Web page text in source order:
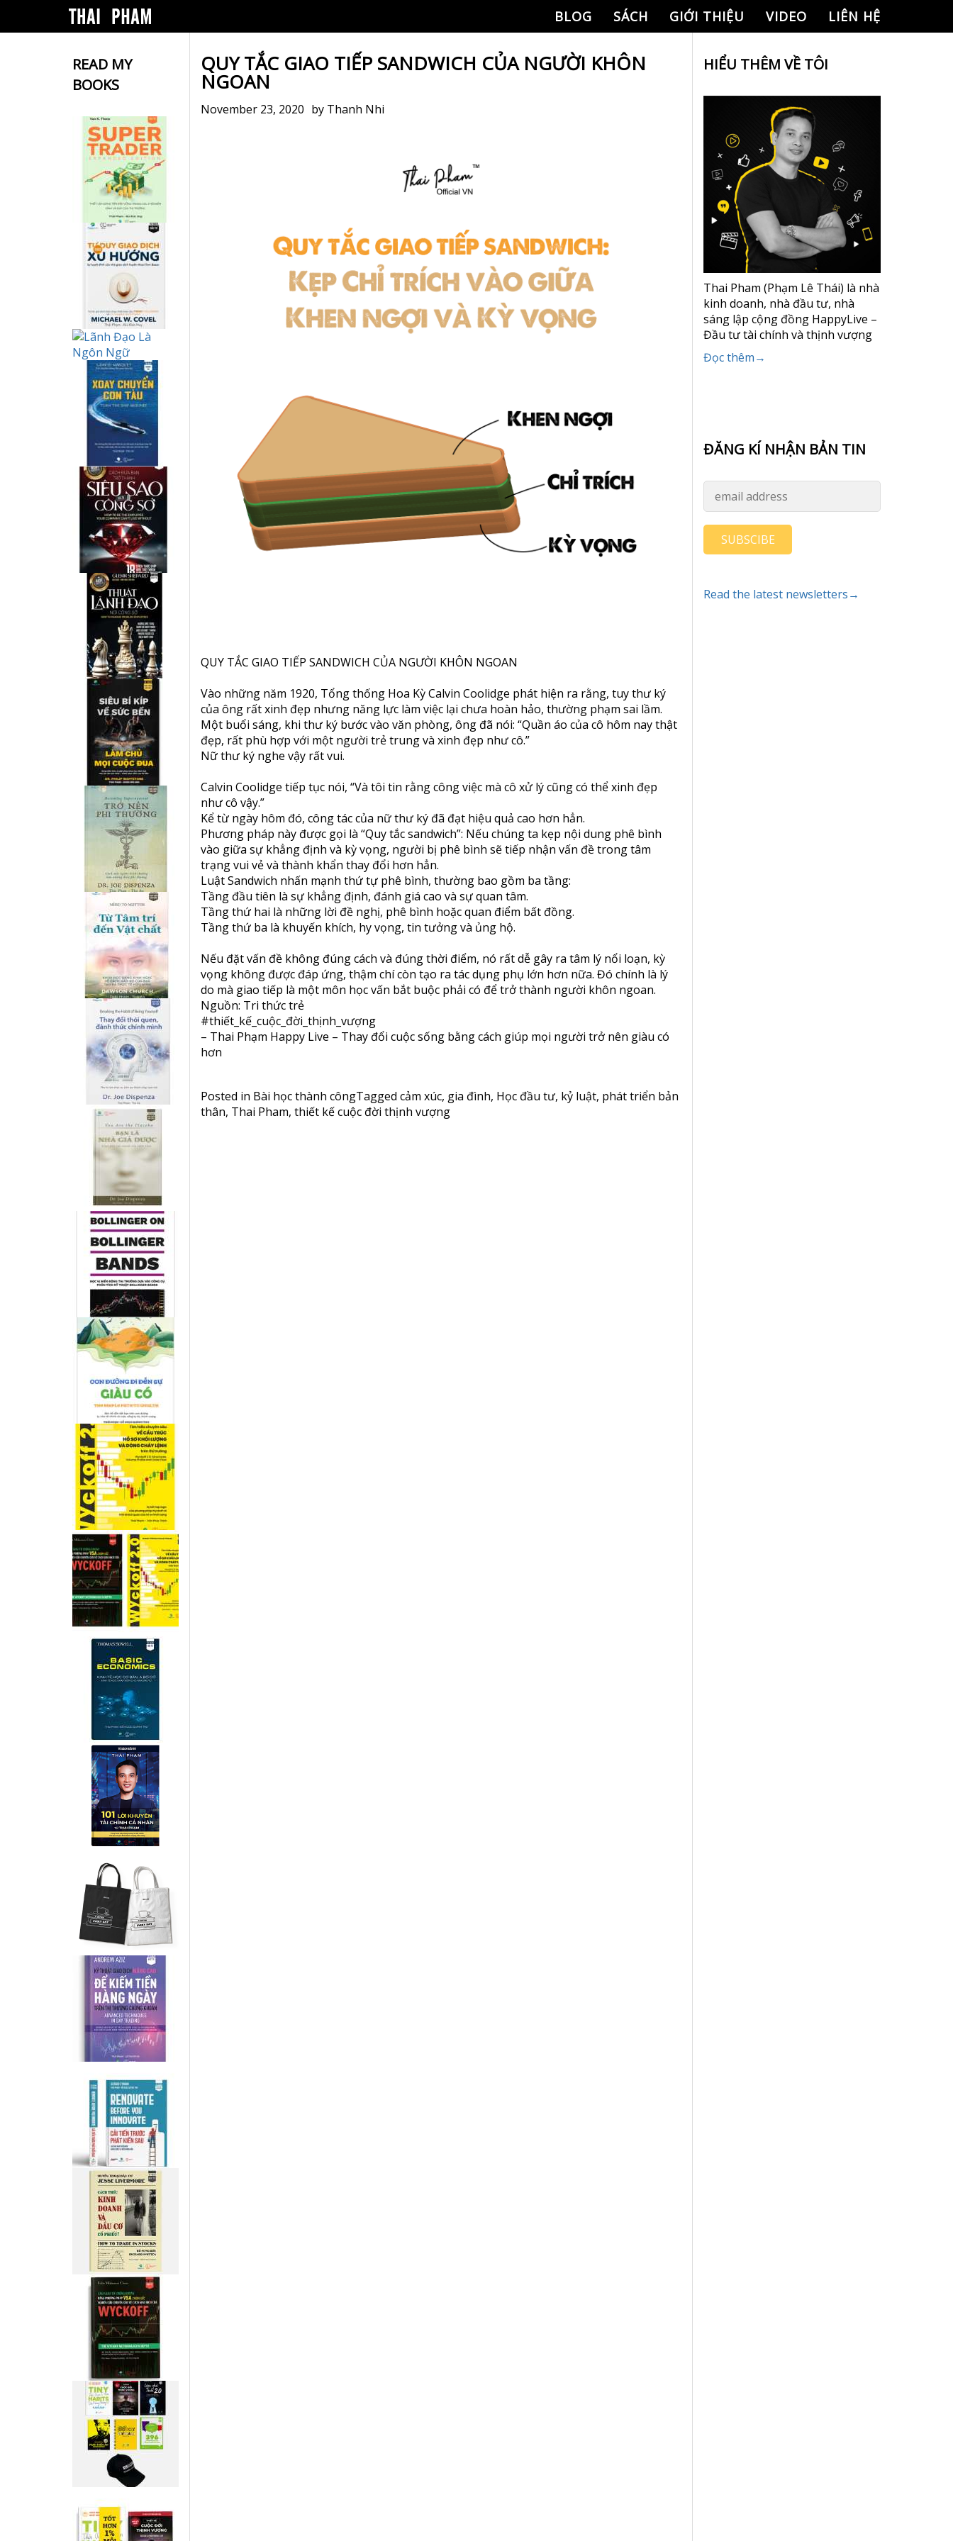
BLOG SÁCH GIỚI THIỆU VIDEO LIÊN HỆ
READ MY
BOOKS
QUY TẮC GIAO TIẾP SANDWICH CỦA NGƯỜI KHÔN
NGOAN
November 23, 2020 by Thanh Nhi
QUY TẮC GIAO TIẾP SANDWICH CỦA NGƯỜI KHÔN NGOAN
Vào những năm 1920, Tổng thống Hoa Kỳ Calvin Coolidge phát hiện ra rằng, tuy thư ký
của ông rất xinh đẹp nhưng năng lực làm việc lại chưa hoàn hảo, thường phạm sai lầm.
Một buổi sáng, khi thư ký bước vào văn phòng, ông đã nói: “Quần áo của cô hôm nay thật
đẹp, rất phù hợp với một người trẻ trung và xinh đẹp như cô.”
Nữ thư ký nghe vậy rất vui.
Calvin Coolidge tiếp tục nói, “Và tôi tin rằng công việc mà cô xử lý cũng có thể xinh đẹp
như cô vậy.”
Kể từ ngày hôm đó, công tác của nữ thư ký đã đạt hiệu quả cao hơn hẳn.
Phương pháp này được gọi là “Quy tắc sandwich”: Nếu chúng ta kẹp nội dung phê bình
vào giữa sự khẳng định và kỳ vọng, người bị phê bình sẽ tiếp nhận vấn đề trong tâm
trạng vui vẻ và thành khẩn thay đổi hơn hẳn.
Luật Sandwich nhấn mạnh thứ tự phê bình, thường bao gồm ba tầng:
Tầng đầu tiên là sự khẳng định, đánh giá cao và sự quan tâm.
Tầng thứ hai là những lời đề nghị, phê bình hoặc quan điểm bất đồng.
Tầng thứ ba là khuyến khích, hy vọng, tin tưởng và ủng hộ.
Nếu đặt vấn đề không đúng cách và đúng thời điểm, nó rất dễ gây ra tâm lý nổi loạn, kỳ
vọng không được đáp ứng, thậm chí còn tạo ra tác dụng phụ lớn hơn nữa. Đó chính là lý
do mà giao tiếp là một môn học vấn bắt buộc phải có để trở thành người khôn ngoan.
Nguồn: Tri thức trẻ
#thiết_kế_cuộc_đời_thịnh_vượng
– Thai Phạm Happy Live – Thay đổi cuộc sống bằng cách giúp mọi người trở nên giàu có
hơn
Posted in Bài học thành côngTagged cảm xúc, gia đình, Học đầu tư, kỷ luật, phát triển bản
thân, Thai Pham, thiết kế cuộc đời thịnh vượng
HIỂU THÊM VỀ TÔI
Thai Pham (Phạm Lê Thái) là nhà
kinh doanh, nhà đầu tư, nhà
sáng lập cộng đồng HappyLive –
Đầu tư tài chính và thịnh vượng
Đọc thêm→
ĐĂNG KÍ NHẬN BẢN TIN
SUBSCIBE
Read the latest newsletters→